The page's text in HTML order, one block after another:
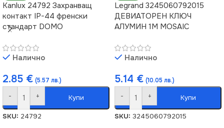
Kanlux 24792 Захранващ
контакт IP-44 френски
стандарт DOMO
Налично
2.85 € (5.57 лв.)
- + Купи
SKU: 24792
Legrand 3245060792015
ДЕВИАТОРЕН КЛЮЧ
АЛУМИН 1М MOSAIC
Налично
5.14 € (10.05 лв.)
- + Купи
SKU: 3245060792015